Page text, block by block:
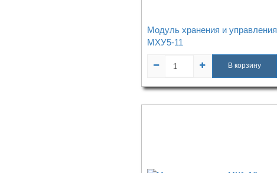
Модуль хранения и управления
МХУ5-11
В корзину